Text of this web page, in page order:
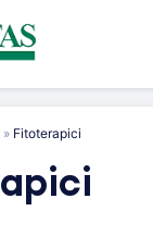
» Fitoterapici